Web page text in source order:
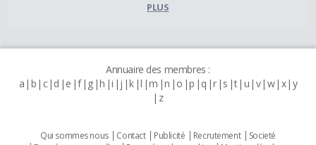
PLUS
Annuaire des membres :
a b c d e f g h i j k l m n o p q r s t u v w x y
z
Qui sommes nous Contact Publicité Recrutement
Societé